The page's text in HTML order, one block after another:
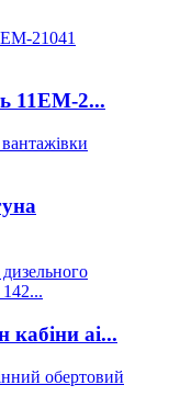
11ЕМ-2...
кабіни ai...